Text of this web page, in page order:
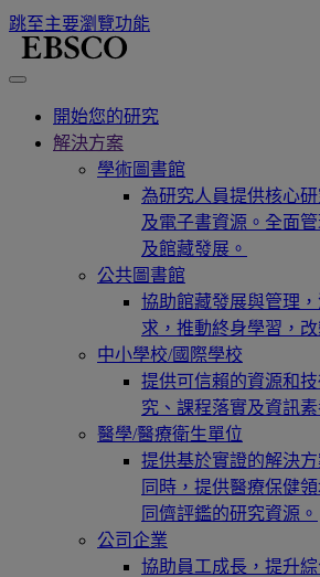
跳至主要瀏覽功能
開始您的研究
解決方案
學術圖書館
為研究人員提供核心
及電子書資源。全面
及館藏發展。
公共圖書館
協助館藏發展與管理
求，推動終身學習，改
中小學校/國際學校
提供可信賴的資源和
究、課程落實及資訊
醫學/醫療衛生單位
提供基於實證的解決
同時，提供醫療保健
同儕評鑑的研究資源。
公司企業
協助員工成長，提升